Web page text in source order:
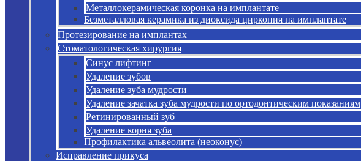
Металлокерамическая коронка на имплантате
Безметалловая керамика из диоксида циркония на имплантате
Протезирование на имплантах
Стоматологическая хирургия
Синус лифтинг
Удаление зубов
Удаление зуба мудрости
Удаление зачатка зуба мудрости по ортодонтическим показаниям
Ретинированный зуб
Удаление корня зуба
Профилактика альвеолита (неоконус)
Исправление прикуса